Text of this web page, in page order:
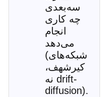
سه‌بعدی
چه کاری
انجام
می‌دهد
(شبکه‌های
کیرشهف،
نه drift-
diffusion).